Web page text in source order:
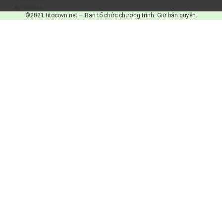
©2021 titocovn.net — Ban tổ chức chương trình. Giữ bản quyền.